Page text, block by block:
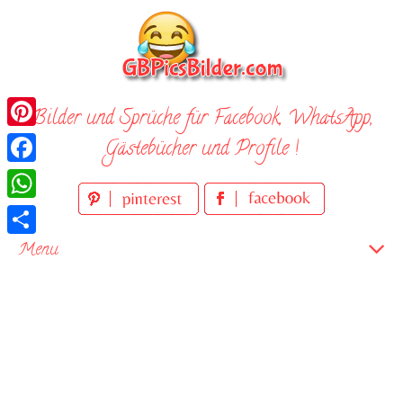
Bilder und Sprüche für Facebook, WhatsApp,
Gästebücher und Profile !
Menu
Pinterest
Facebook
WhatsApp
Teilen